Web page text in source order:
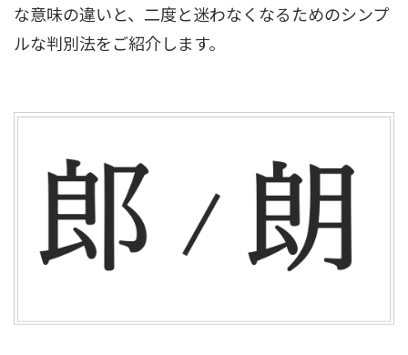
な意味の違いと、二度と迷わなくなるためのシンプ
ルな判別法をご紹介します。